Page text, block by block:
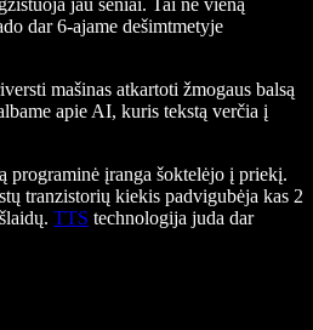
dar 6-ajame dešimtmetyje
mašinas atkartoti žmogaus balsą
apie AI, kuris tekstą verčia į
programinė įranga šoktelėjo į priekį.
tranzistorių kiekis padvigubėja kas 2
TTS technologija juda dar